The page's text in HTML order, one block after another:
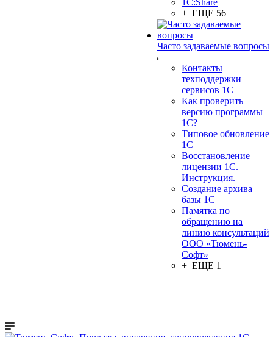
1С:Share
+ ЕЩЕ 56
Часто задаваемые вопросы
Контакты
техподдержки
сервисов 1С
Как проверить
версию программы
1С?
Типовое обновление
1С
Восстановление
лицензии 1С.
Инструкция.
Создание архива
базы 1С
Памятка по
обращению на
линию консультаций
ООО «Тюмень-
Софт»
+ ЕЩЕ 1